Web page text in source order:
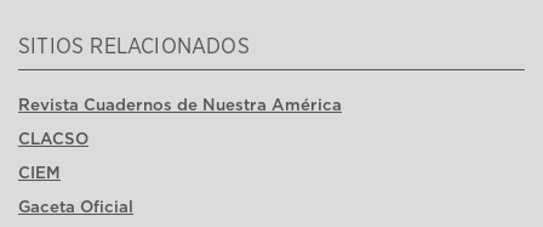
SITIOS RELACIONADOS
Revista Cuadernos de Nuestra América
CLACSO
CIEM
Gaceta Oficial